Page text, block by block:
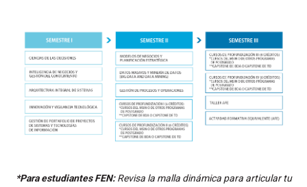
*Para estudiantes FEN:Revisa la malla dinámica para articular tu